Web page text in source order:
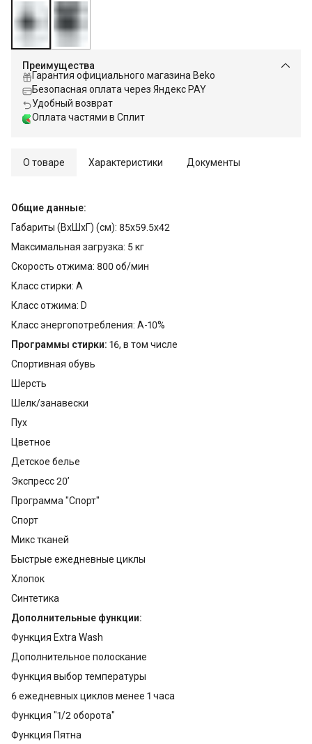
Преимущества
Гарантия официального магазина Beko
Безопасная оплата через Яндекс PAY
Удобный возврат
Оплата частями в Сплит
О товаре Характеристики Документы
Общие данные:
Габариты (ВхШхГ) (см): 85х59.5х42
Максимальная загрузка: 5 кг
Скорость отжима: 800 об/мин
Класс стирки: A
Класс отжима: D
Класс энергопотребления: А-10%
Программы стирки: 16, в том числе
Спортивная обувь
Шерсть
Шелк/занавески
Пух
Цветное
Детское белье
Экcпрecc 20’
Программа "Спорт"
Спорт
Микс тканей
Быстрые ежедневные циклы
Хлопок
Синтетика
Дополнительные функции:
Функция Extra Wash
Дополнительное полоскание
Функция выбор температуры
6 ежедневных циклов менее 1 часа
Функция "1/2 оборота"
Функция Пятна